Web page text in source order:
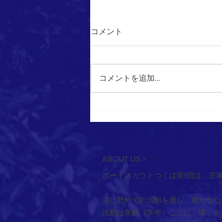
コメント
コメントを追加…
ABOUT US >
ボーイスカウトつくば第1団は、茨
主に野外での活動を通し、豊かな
活動は年齢（学年）ごとに「隊」